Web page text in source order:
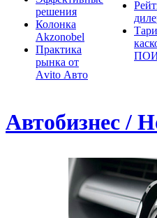
решения
Колонка
Akzonobel
Практика
рынка от
Аvito Авто
Автобизнес /